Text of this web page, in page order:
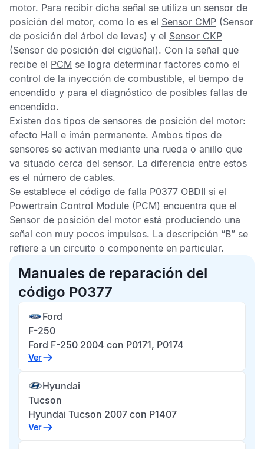
motor. Para recibir dicha señal se utiliza un sensor de
posición del motor, como lo es el Sensor CMP (Sensor
de posición del árbol de levas) y el Sensor CKP
(Sensor de posición del cigüeñal). Con la señal que
recibe el PCM se logra determinar factores como el
control de la inyección de combustible, el tiempo de
encendido y para el diagnóstico de posibles fallas de
encendido.
Existen dos tipos de sensores de posición del motor:
efecto Hall e imán permanente. Ambos tipos de
sensores se activan mediante una rueda o anillo que
va situado cerca del sensor. La diferencia entre estos
es el número de cables.
Se establece el código de falla P0377 OBDII si el
Powertrain Control Module (PCM) encuentra que el
Sensor de posición del motor está produciendo una
señal con muy pocos impulsos. La descripción “B” se
refiere a un circuito o componente en particular.
Manuales de reparación del
código P0377
Ford
F-250
Ford F-250 2004 con P0171, P0174
Ver
Hyundai
Tucson
Hyundai Tucson 2007 con P1407
Ver